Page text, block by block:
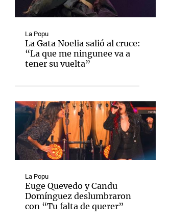
La Popu
La Gata Noelia salió al cruce:
“La que me ningunee va a
tener su vuelta”
La Popu
Euge Quevedo y Candu
Domínguez deslumbraron
con “Tu falta de querer”
Notas